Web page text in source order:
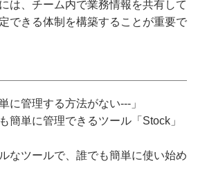
は、チーム内で業務情報を共有して
できる体制を構築することが重要で
に管理する方法がない---」
簡単に管理できるツール「Stock」
なツールで、誰でも簡単に使い始め